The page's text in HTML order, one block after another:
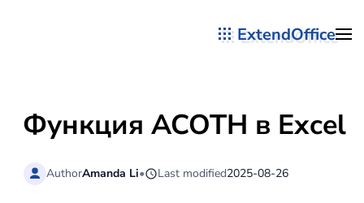
ExtendOffice
Функция ACOTH в Excel
AuthorAmanda Li• Last modified2025-08-26